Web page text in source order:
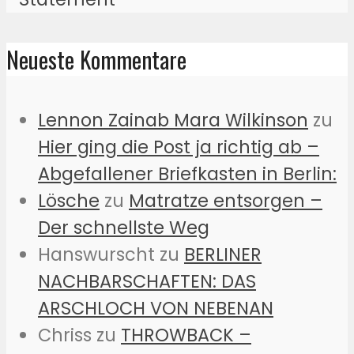
Neueste Kommentare
Lennon Zainab Mara Wilkinson zu
Hier ging die Post ja richtig ab –
Abgefallener Briefkasten in Berlin:
Lösche zu Matratze entsorgen –
Der schnellste Weg
Hanswurscht zu BERLINER
NACHBARSCHAFTEN: DAS
ARSCHLOCH VON NEBENAN
Chriss zu THROWBACK –